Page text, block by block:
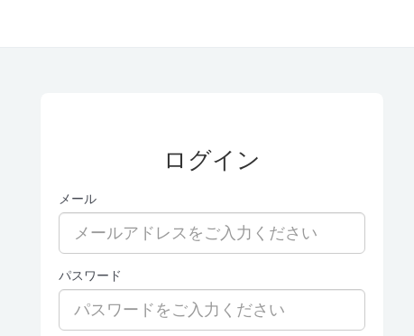
ログイン
メール
パスワード